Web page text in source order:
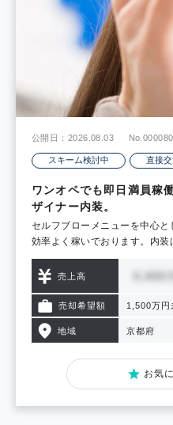
公開日：2026.08.03
スキーム検討中 直接
ワンオペでも即日満員稼
ザイナー内装。
セルフブローメニューを中心
効率よく稼いでおります。内
売上高
売却希望額 1,500万円
地域 京都府
お気